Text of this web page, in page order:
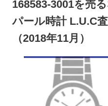
168583-3001を売
パール時計 L.U.C
（2018年11月）